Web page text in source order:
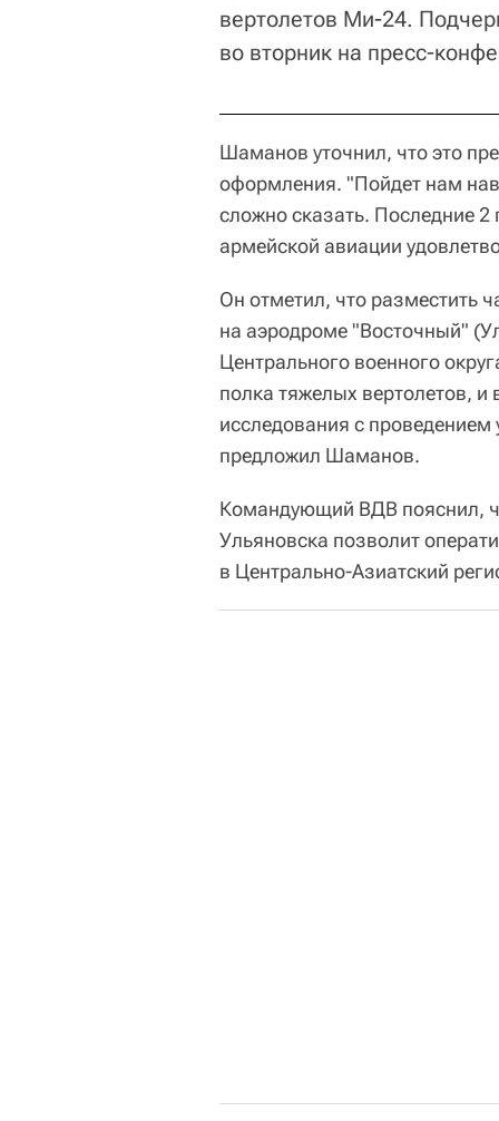
вертолетов Ми-24.
во вторник на пресс-
Шаманов уточнил, что это
оформления. "Пойдет нам
сложно сказать. Последние
армейской авиации
Он отметил, что разместить
на аэродроме "Восточный"
Центрального военного
полка тяжелых вертолетов, и
исследования с
предложил Шаманов.
Командующий ВДВ пояснил,
Ульяновска позволит
в Центрально-Азиатский